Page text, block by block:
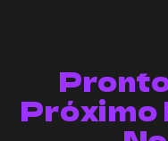
Próximo